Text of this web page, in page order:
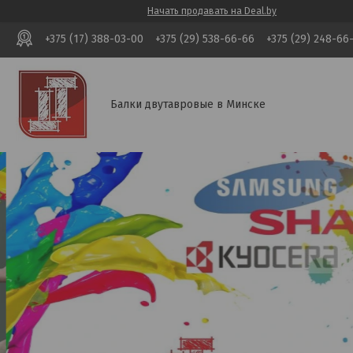
Начать продавать на Deal.by
+375 (17) 388-03-00 +375 (29) 538-66-66 +375 (29) 248-
Балки двутавровые в Минске